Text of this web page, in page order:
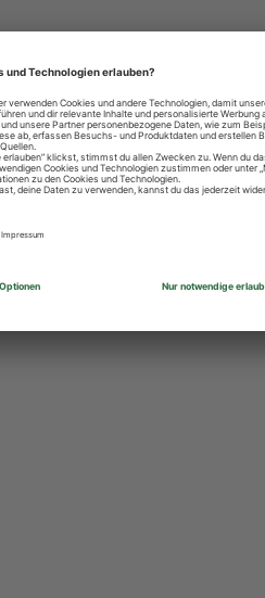
Einstellungen